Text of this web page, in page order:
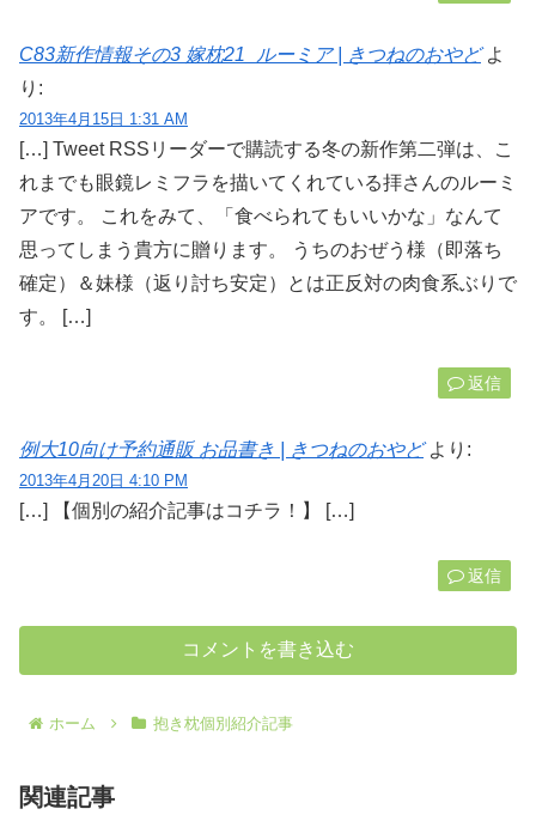
C83新作情報その3 嫁枕21_ルーミア | きつねのおやど よ
り:
2013年4月15日 1:31 AM
[…] Tweet RSSリーダーで購読する冬の新作第二弾は、こ
れまでも眼鏡レミフラを描いてくれている拝さんのルーミ
アです。 これをみて、「食べられてもいいかな」なんて
思ってしまう貴方に贈ります。 うちのおぜう様（即落ち
確定）＆妹様（返り討ち安定）とは正反対の肉食系ぶりで
す。 […]
返信
例大10向け予約通販 お品書き | きつねのおやど より:
2013年4月20日 4:10 PM
[…] 【個別の紹介記事はコチラ！】 […]
返信
コメントを書き込む
ホーム 抱き枕個別紹介記事
関連記事